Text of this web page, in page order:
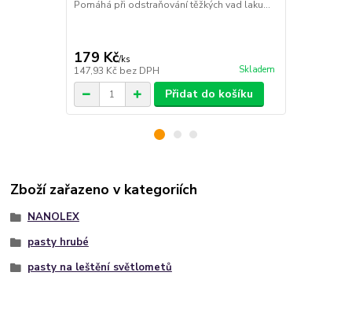
Pomáhá při odstraňování těžkých vad laku...
179 Kč/ks
147,93 Kč bez DPH Skladem
Přidat do košíku
Zboží zařazeno v kategoriích
NANOLEX
pasty hrubé
pasty na leštění světlometů